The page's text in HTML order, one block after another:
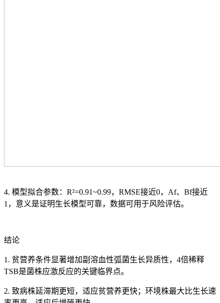
4. 模型拟合参数：R²=0.91~0.99，RMSE接近0，Af、Bf接近
1，意义是证明生长模型可靠，数据可用于风险评估。
结论
1. 贫营养条件显著增加副溶血性弧菌生长异质性，4倍稀释
TSB是菌株应激反应的关键临界点。
2. 致病株延滞期更短，适应贫营养更快；环境株最大比生长速